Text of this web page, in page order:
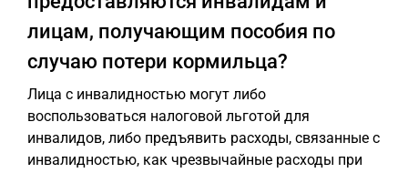
лицам, получающим пособия по
случаю потери кормильца?
Лица с инвалидностью могут либо
воспользоваться налоговой льготой для
инвалидов, либо предъявить расходы, связанные с
инвалидностью, как чрезвычайные расходы при